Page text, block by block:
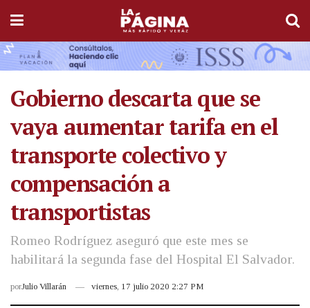
Gobierno descarta que se
vaya aumentar tarifa en el
transporte colectivo y
compensación a
transportistas
Romeo Rodríguez aseguró que este mes se
habilitará la segunda fase del Hospital El Salvador.
porJulio Villarán viernes, 17 julio 2020 2:27 PM